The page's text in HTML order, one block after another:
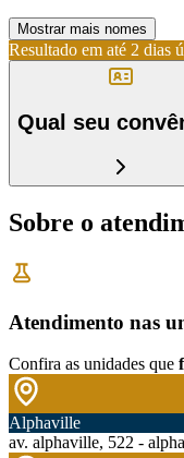
Mostrar mais nomes
Resultado em até 2 dias
Qual seu
Sobre o
Atendimento nas
Confira as unidades que
Alphaville
av. alphaville, 522 -